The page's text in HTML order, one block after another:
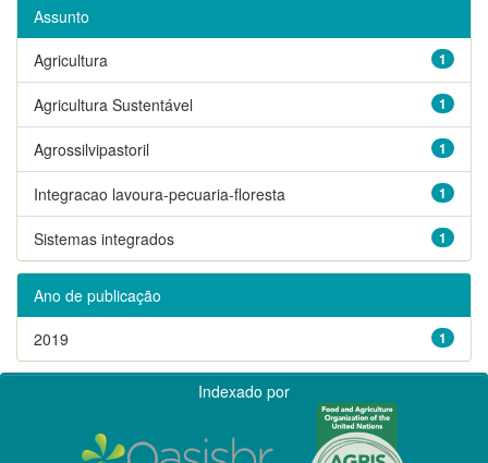
Assunto
1
Agricultura
1
Agricultura Sustentável
1
Agrossilvipastoril
1
Integracao lavoura-pecuaria-floresta
1
Sistemas integrados
Ano de publicação
1
2019
Indexado por